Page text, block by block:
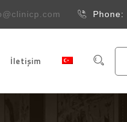
Phone:
İletişim